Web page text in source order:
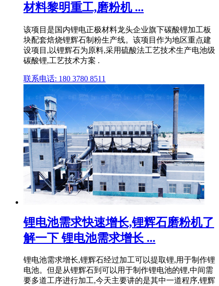
材料黎明重工,磨粉机 ...
该项目是国内锂电正极材料龙头企业旗下碳酸锂加工板
块配套焙烧锂辉石制粉生产线。该项目作为地区重点建
设项目,以锂辉石为原料,采用硫酸法工艺技术生产电池级
碳酸锂,工艺技术方案 .
联系电话: 180 3780 8511
锂电池需求快速增长,锂辉石磨粉机了
解一下 锂电池需求增长 ...
锂电池需求增长,锂辉石经过加工可以提取锂,用于制作锂
电池。但是从锂辉石到可以用于制作锂电池的锂,中间需
要多道工序进行加工,今天主要讲的是其中一道程序,锂辉